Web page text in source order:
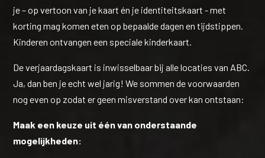
je – op vertoon van je kaart én je identiteitskaart - met
korting mag komen eten op bepaalde dagen en tijdstippen.
Kinderen ontvangen een speciale kinderkaart.
De verjaardagskaart is inwisselbaar bij alle locaties van ABC.
Ja, dan ben je echt wel jarig! We sommen de voorwaarden
nog even op zodat er geen misverstand over kan ontstaan:
Maak een keuze uit één van onderstaande
mogelijkheden: